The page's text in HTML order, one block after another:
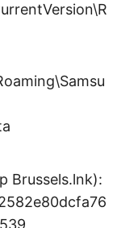
Brussels.lnk):